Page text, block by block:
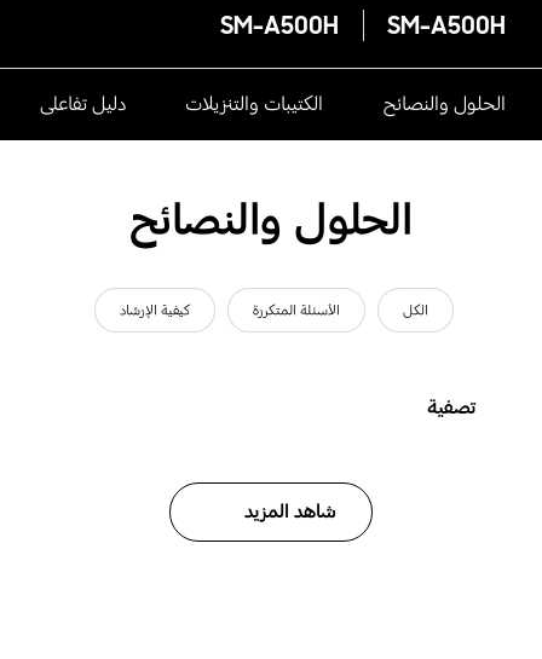
SM-A500H
SM-A500H
الحلول والنصائح الكتيبات والتنزيلات دليل تفاعلى
الحلول والنصائح
الكل الأسئلة المتكررة كيفية الإرشاد
تصفية
شاهد المزيد